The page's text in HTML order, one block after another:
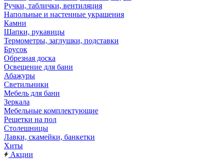
Ручки, таблички, вентиляция
Напольные и настенные украшения
Камни
Шапки, рукавицы
Термометры, заглушки, подставки
Брусок
Обрезная доска
Освещение для бани
Абажуры
Светильники
Мебель для бани
Зеркала
Мебельные комплектующие
Решетки на пол
Столешницы
Лавки, скамейки, банкетки
Хиты
Акции